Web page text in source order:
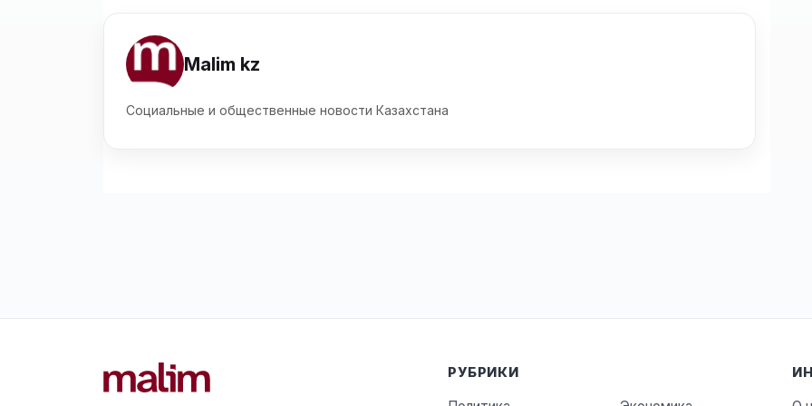
Malim kz
Социальные и общественные новости Казахстана
РУБРИКИ